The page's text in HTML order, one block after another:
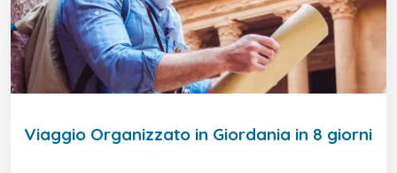
Viaggio Organizzato in Giordania in 8 giorni